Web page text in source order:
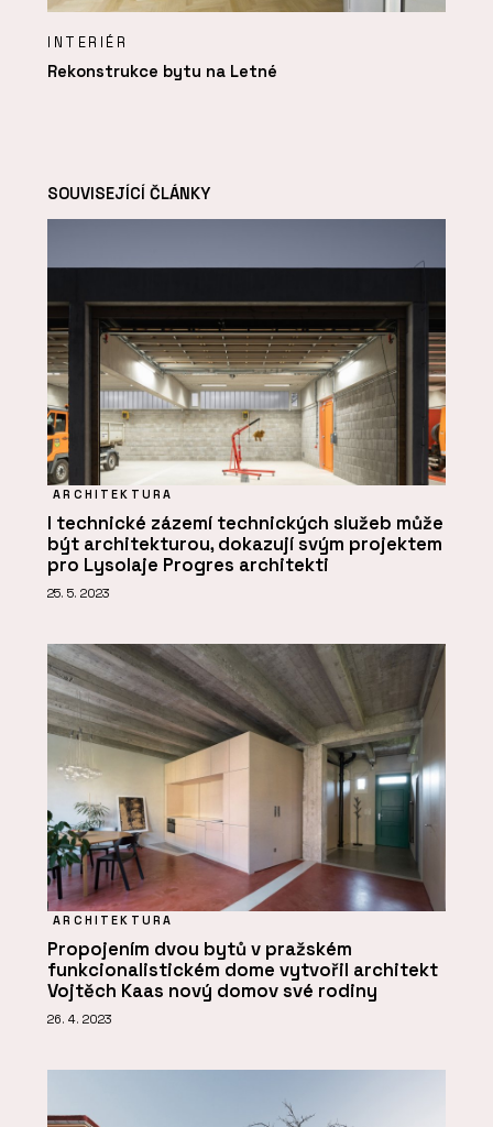
INTERIÉR
Rekonstrukce bytu na Letné
SOUVISEJÍCÍ ČLÁNKY
ARCHITEKTURA
I technické zázemí technických služeb může
být architekturou, dokazují svým projektem
pro Lysolaje Progres architekti
25. 5. 2023
ARCHITEKTURA
Propojením dvou bytů v pražském
funkcionalistickém dome vytvořil architekt
Vojtěch Kaas nový domov své rodiny
26. 4. 2023